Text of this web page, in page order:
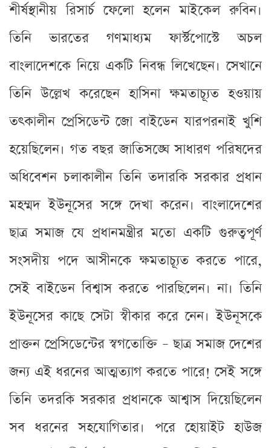
শীর্ষস্থানীয় রিসার্চ ফেলো হলেন মাইকেল রুবিন।
তিনি ভারতের গণমাধ্যম ফার্স্টপোস্টে অচল
বাংলাদেশকে নিয়ে একটি নিবন্ধ লিখেছেন। সেখানে
তিনি উল্লেখ করেছেন হাসিনা ক্ষমতাচ্যূত হওয়ায়
তৎকালীন প্রেসিডেন্ট জো বাইডেন যারপরনাই খুশি
হয়েছিলেন। গত বছর জাতিসঙ্ঘে সাধারণ পরিষদের
অধিবেশন চলাকালীন তিনি তদারকি সরকার প্রধান
মহম্মদ ইউনূসের সঙ্গে দেখা করেন। বাংলাদেশের
ছাত্র সমাজ যে প্রধানমন্ত্রীর মতো একটি গুরুত্বপূর্ণ
সংসদীয় পদে আসীনকে ক্ষমতাচ্যূত করতে পারে,
সেই বাইডেন বিশ্বাস করতে পারছিলেন। না। তিনি
ইউনূসের কাছে সেটা স্বীকার করে নেন। ইউনূসকে
প্রাক্তন প্রেসিডেন্টের স্বগতোক্তি – ছাত্র সমাজ দেশের
জন্য এই ধরনের আত্মত্যাগ করতে পারে! সেই সঙ্গে
তিনি তদরকি সরকার প্রধানকে আশ্বাস দিয়েছিলেন
সব ধরনের সহযোগিতার। পরে হোয়াইট হাউজ